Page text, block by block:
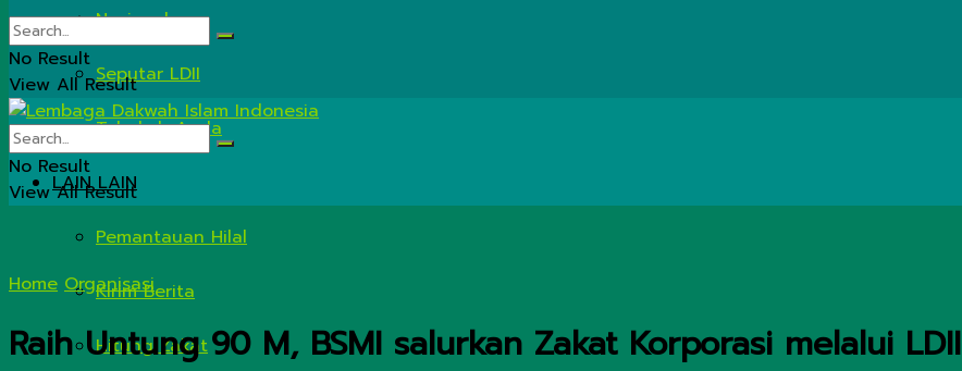
Nasional
Seputar LDII
Tahukah Anda
LAIN LAIN
Pemantauan Hilal
Kirim Berita
Hitung Zakat
No Result
View All Result
No Result
View All Result
Home Organisasi
Raih Untung 90 M, BSMI salurkan Zakat Korporasi melalui LDII